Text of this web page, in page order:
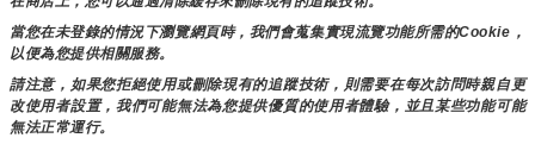
當您在未登錄的情況下瀏覽網頁時，我們會蒐集實現流覽功能所需的Cookie，
以便為您提供相關服務。
請注意，如果您拒絕使用或刪除現有的追蹤技術，則需要在每次訪問時親自更
改使用者設置，我們可能無法為您提供優質的使用者體驗，並且某些功能可能
無法正常運行。